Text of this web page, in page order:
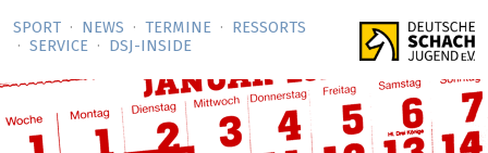
SPORT NEWS TERMINE
RESSORTS
SERVICE
DSJ-­INSIDE